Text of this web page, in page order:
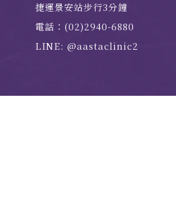
捷運景安站步行3分鐘
電話：(02)2940-6880
LINE: @aastaclinic2